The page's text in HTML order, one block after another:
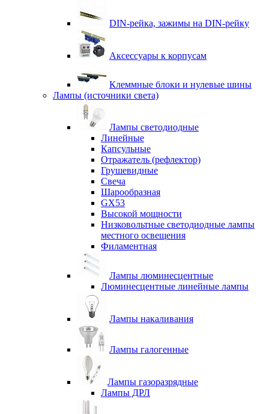
DIN-рейка, зажимы на DIN-рейку
Аксессуары к корпусам
Клеммные блоки и нулевые шины
Лампы (источники света)
Лампы светодиодные
Линейные
Капсульные
Отражатель (рефлектор)
Грушевидные
Свеча
Шарообразная
GX53
Высокой мощности
Низковольтные светодиодные лампы
местного освещения
Филаментная
Лампы люминесцентные
Люминесцентные линейные лампы
Лампы накаливания
Лампы галогенные
Лампы газоразрядные
Лампы ДРЛ